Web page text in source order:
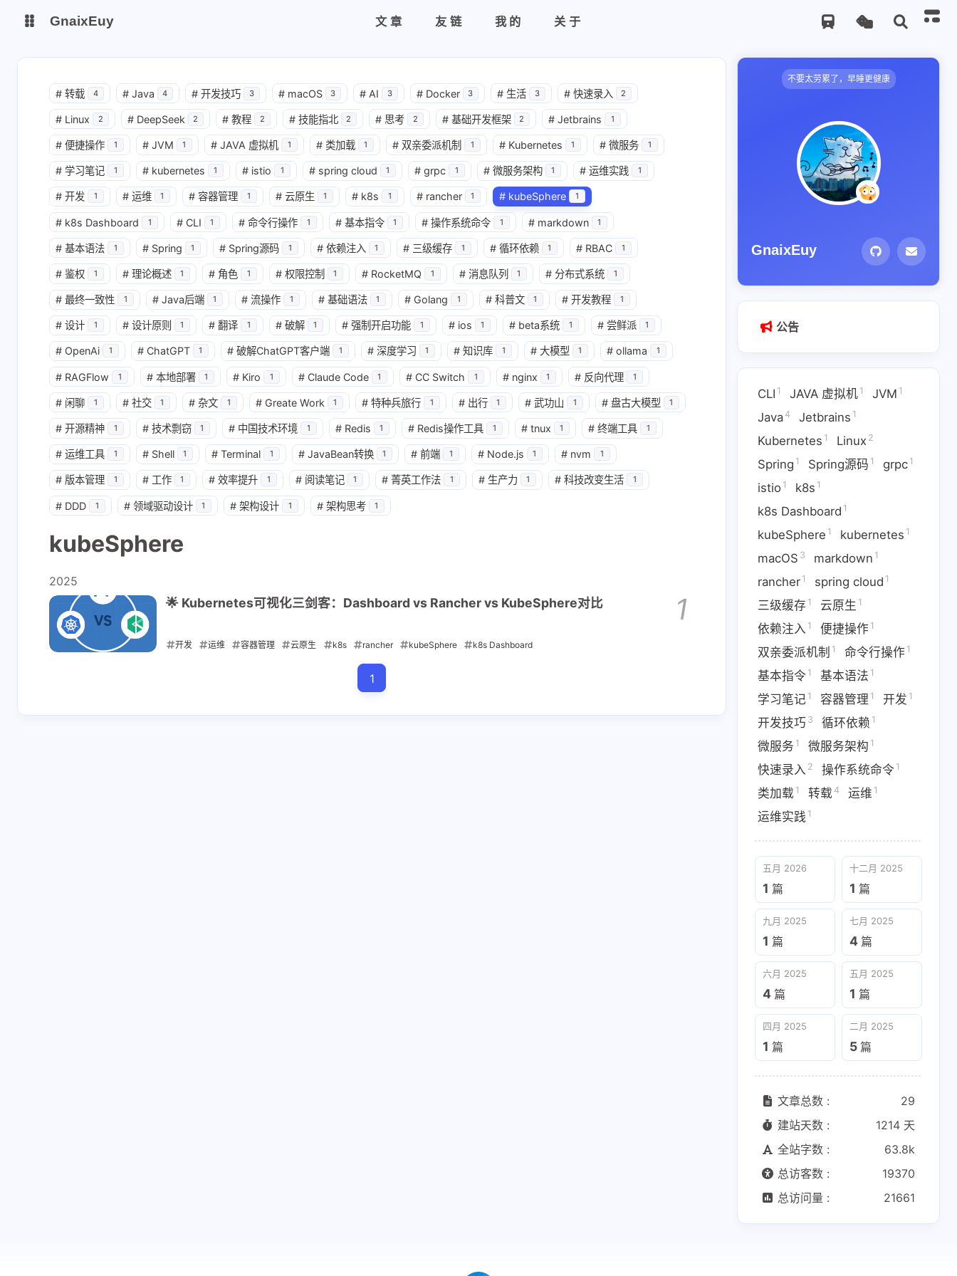
站点运行监测 Nas私有云
it-tools工具集 ChatGPT-Next
爱国学习平台(暂时关闭)LobeHub 智能AI聚合站
GnaixEuy 文章 友链 我的 关于
互动
最新评论
1781700962
6-17-2026
Saga模式的实践？另
的详细代码（多多益
兴趣点
Kubernetes1
markdown
便捷操作1
1 1 3 1 1 微服务架构1
运维实践1
七月 2025
4篇
二月 2025
# 转载 4 # Java 4 # 开发技巧 3 # macOS 3 # AI 3 # Docker 3 # 生活 3 # 快速录入 2
# Linux 2 # DeepSeek 2 # 教程 2 # 技能指北 2 # 思考 2 # 基础开发框架 2 # Jetbrains 1
# 便捷操作 1 # JVM 1 # JAVA 虚拟机 1 # 类加载 1 # 双亲委派机制 1 # Kubernetes 1 # 微服务 1
# 学习笔记 1 # kubernetes 1 # istio 1 # spring cloud 1 # grpc 1 # 微服务架构 1 # 运维实践 1
# 开发 1 # 运维 1 # 容器管理 1 # 云原生 1 # k8s 1 # rancher 1 # kubeSphere 1
# k8s Dashboard 1 # CLI 1 # 命令行操作 1 # 基本指令 1 # 操作系统命令 1 # markdown 1
# 基本语法 1 # Spring 1 # Spring源码 1 # 依赖注入 1 # 三级缓存 1 # 循环依赖 1 # RBAC 1
# 鉴权 1 # 理论概述 1 # 角色 1 # 权限控制 1 # RocketMQ 1 # 消息队列 1 # 分布式系统 1
# 最终一致性 1 # Java后端 1 # 流操作 1 # 基础语法 1 # Golang 1 # 科普文 1 # 开发教程 1
# 设计 1 # 设计原则 1 # 翻译 1 # 破解 1 # 强制开启功能 1 # ios 1 # beta系统 1 # 尝鲜派 1
# OpenAi 1 # ChatGPT 1 # 破解ChatGPT客户端 1 # 深度学习 1 # 知识库 1 # 大模型 1 # ollama 1
# RAGFlow 1 # 本地部署 1 # Kiro 1 # Claude Code 1 # CC Switch 1 # nginx 1 # 反向代理 1
# 闲聊 1 # 社交 1 # 杂文 1 # Greate Work 1 # 特种兵旅行 1 # 出行 1 # 武功山 1 # 盘古大模型 1
# 开源精神 1 # 技术剽窃 1 # 中国技术环境 1 # Redis 1 # Redis操作工具 1 # tnux 1 # 终端工具 1
# 运维工具 1 # Shell 1 # Terminal 1 # JavaBean转换 1 # 前端 1 # Node.js 1 # nvm 1
# 版本管理 1 # 工作 1 # 效率提升 1 # 阅读笔记 1 # 菁英工作法 1 # 生产力 1 # 科技改变生活 1
# DDD 1 # 领域驱动设计 1 # 架构设计 1 # 架构思考 1
kubeSphere
2025
🌟 Kubernetes可视化三剑客：Dashboard vs Rancher vs KubeSphere对比 1
开发 运维 容器管理 云原生 k8s rancher kubeSphere k8s Dashboard
1
不要太劳累了，早睡更健康
GnaixEuy
公告
CLI 1 JAVA 虚拟机 1 JVM 1
Java 4 Jetbrains 1
Kubernetes 1 Linux 2
Spring 1 Spring源码 1 grpc 1
istio 1 k8s 1
k8s Dashboard 1
kubeSphere 1 kubernetes 1
macOS 3 markdown 1
rancher 1 spring cloud 1
三级缓存 1 云原生 1
依赖注入 1 便捷操作 1
双亲委派机制 1 命令行操作 1
基本指令 1 基本语法 1
学习笔记 1 容器管理 1 开发 1
开发技巧 3 循环依赖 1
微服务 1 微服务架构 1
快速录入 2 操作系统命令 1
类加载 1 转载 4 运维 1
运维实践 1
五月 2026
1 篇
十二月 2025
1 篇
九月 2025
1 篇
七月 2025
4 篇
六月 2025
4 篇
五月 2025
1 篇
四月 2025
1 篇
二月 2025
5 篇
文章总数 :
29
建站天数 :
1214 天
全站字数 :
63.8k
总访客数 :
19370
总访问量 :
21661